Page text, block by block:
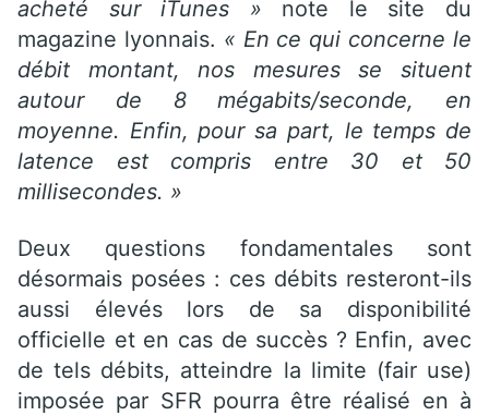
acheté sur iTunes » note le site du
magazine lyonnais. « En ce qui concerne le
débit montant, nos mesures se situent
autour de 8 mégabits/seconde, en
moyenne. Enfin, pour sa part, le temps de
latence est compris entre 30 et 50
millisecondes. »
Deux questions fondamentales sont
désormais posées : ces débits resteront-ils
aussi élevés lors de sa disponibilité
officielle et en cas de succès ? Enfin, avec
de tels débits, atteindre la limite (fair use)
imposée par SFR pourra être réalisé en à